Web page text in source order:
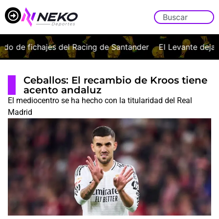
fichajes del Racing de Santander El Levante deja
Ceballos: El recambio de Kroos tiene
acento andaluz
El mediocentro se ha hecho con la titularidad del Real
Madrid